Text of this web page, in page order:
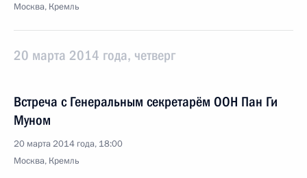
Москва, Кремль
20 марта 2014 года, четверг
Встреча с Генеральным секретарём ООН Пан Ги
Муном
20 марта 2014 года, 18:00
Москва, Кремль